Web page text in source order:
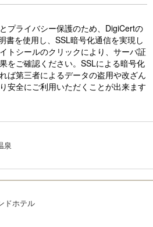
プライバシー保護のため、DigiCertの
書を使用し、SSL暗号化通信を実現し
トシールのクリックにより、サーバ証
をご確認ください。SSLによる暗号化
ば第三者によるデータの盗用や改ざん
安全にご利用いただくことが出来ます